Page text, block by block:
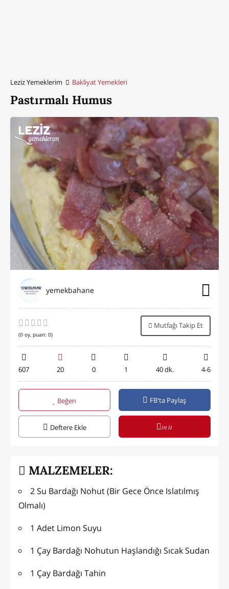
Leziz Yemeklerim Bakliyat Yemekleri
Pastırmalı Humus
yemekbahane
(0 oy, puan: 0)
Mutfağı Takip Et
607 20 0 1 40 dk. 4-6
Beğen FB'ta Paylaş
Deftere Ekle in it
MALZEMELER:
2 Su Bardağı Nohut (Bir Gece Önce Islatılmış
Olmalı)
1 Adet Limon Suyu
1 Çay Bardağı Nohutun Haşlandığı Sıcak Sudan
1 Çay Bardağı Tahin